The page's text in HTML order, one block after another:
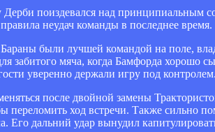
Дерби поиздевался над принципиальным
неудач команды в последнее
были лучшей командой на поле,
забитого мяча, когда Бамфорда хорошо
уверенно держали игру под
после двойной замены
переломить ход встречи. Также сильно
Его дальний удар вынудил